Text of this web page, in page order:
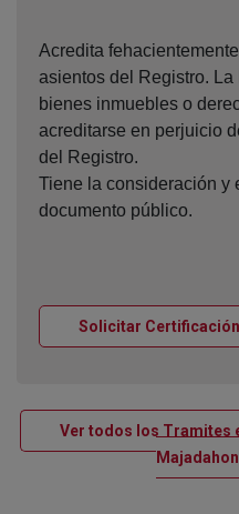
Acredita
asientos del Registro.
bienes inmuebles o
acreditarse en perjuicio
del Registro.
Tiene la consideración y
documento público.
Solicitar Certificación
Ver todos los Tramites